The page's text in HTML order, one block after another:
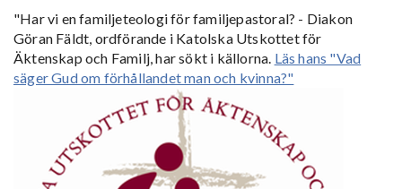
"Har vi en familjeteologi för familjepastoral? - Diakon
Göran Fäldt, ordförande i Katolska Utskottet för
Äktenskap och Familj, har sökt i källorna. Läs hans "Vad
säger Gud om förhållandet man och kvinna?"